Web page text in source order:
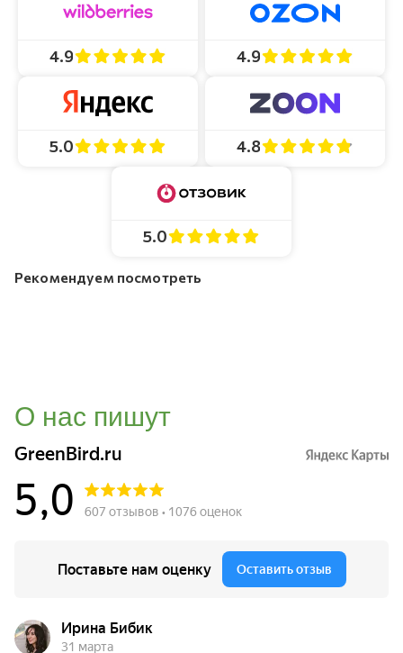
4.9 4.9
5.0 4.8
5.0
Рекомендуем посмотреть
О нас пишут